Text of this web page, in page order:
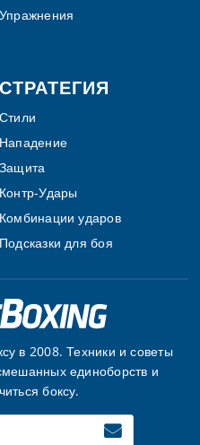
Упражнения
СТРАТЕГИЯ
Стили
Нападение
Защита
Контр-Удары
Комбинации ударов
Подсказки для боя
в 2008. Техники и советы
единоборств и
боксу.